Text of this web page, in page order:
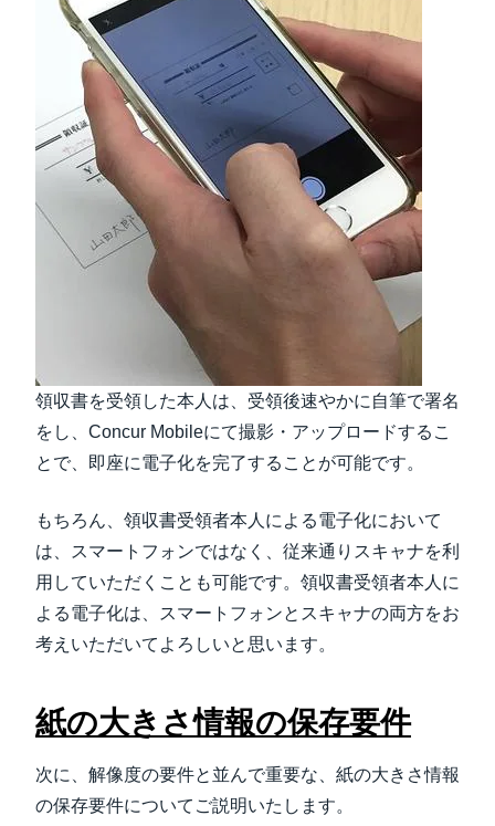
領収書を受領した本人は、受領後速やかに自筆で署名
をし、Concur Mobileにて撮影・アップロードするこ
とで、即座に電子化を完了することが可能です。
もちろん、領収書受領者本人による電子化において
は、スマートフォンではなく、従来通りスキャナを利
用していただくことも可能です。領収書受領者本人に
よる電子化は、スマートフォンとスキャナの両方をお
考えいただいてよろしいと思います。
紙の大きさ情報の保存要件
次に、解像度の要件と並んで重要な、紙の大きさ情報
の保存要件についてご説明いたします。